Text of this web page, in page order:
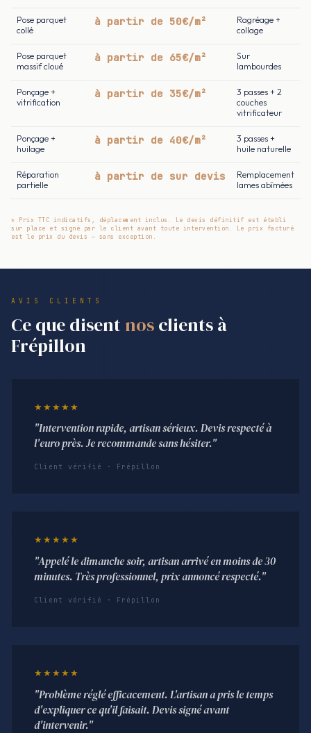
Pose parquet
collé
à partir de 50€/m²
Ragréage +
collage
Pose parquet
massif cloué
à partir de 65€/m²
Sur
lambourdes
Ponçage +
vitrification
à partir de 35€/m²
3 passes + 2
couches
vitrificateur
Ponçage +
huilage
à partir de 40€/m²
3 passes +
huile naturelle
Réparation
partielle
à partir de sur devis
Remplacement
lames abîmées
* Prix TTC indicatifs, déplacement inclus. Le devis définitif est établi
sur place et signé par le client avant toute intervention. Le prix facturé
est le prix du devis — sans exception.
AVIS CLIENTS
Ce que disent nosclients à
Frépillon
★★★★★
"Intervention rapide, artisan sérieux. Devis respecté à
l'euro près. Je recommande sans hésiter."
Client vérifié · Frépillon
★★★★★
"Appelé le dimanche soir, artisan arrivé en moins de 30
minutes. Très professionnel, prix annoncé respecté."
Client vérifié · Frépillon
★★★★★
"Problème réglé efficacement. L'artisan a pris le temps
d'expliquer ce qu'il faisait. Devis signé avant
d'intervenir."